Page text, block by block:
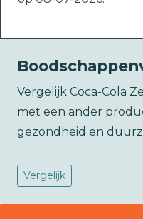
Vergelijk Coca-Cola
met een ander
gezondheid en
Vergelijk